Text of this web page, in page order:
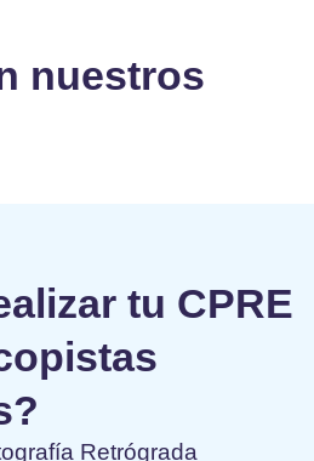
nuestros
tu CPRE
Retrógrada